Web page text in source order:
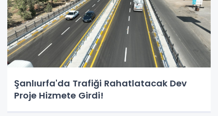
Şanlıurfa'da Trafiği Rahatlatacak Dev
Proje Hizmete Girdi!